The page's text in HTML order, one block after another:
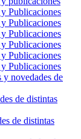
Publicaciones
Publicaciones
Publicaciones
Publicaciones
Publicaciones
Publicaciones
novedades de
de distintas
de distintas